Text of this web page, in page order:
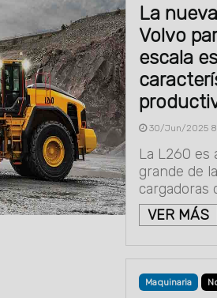
La
Volvo
escala
30/Jun/2025
La L260 es
grande de
cargadoras
VER MÁS
Maquinaria